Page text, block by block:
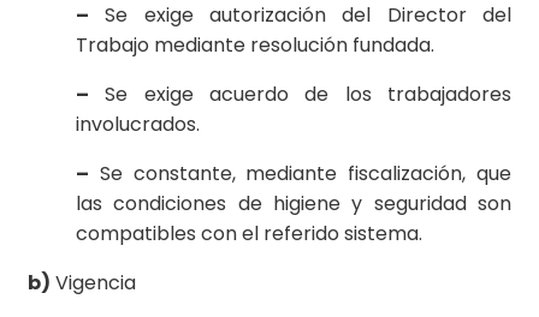
– Se exige autorización del Director del
Trabajo mediante resolución fundada.
– Se exige acuerdo de los trabajadores
involucrados.
– Se constante, mediante fiscalización, que
las condiciones de higiene y seguridad son
compatibles con el referido sistema.
b) Vigencia